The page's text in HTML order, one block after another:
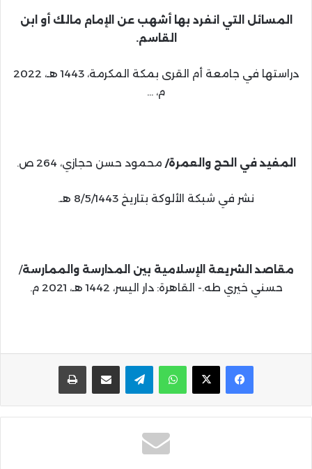
المسائل التي انفرد بها أشهب عن الإمام مالك أو ابن
القاسم.
دراستها في جامعة أم القرى بمكة المكرمة، 1443 هـ، 2022
م، …
المفيد في الحج والعمرة/ محمود حسن حجازي، 264 ص.
نشر في شبكة الألوكة بتاريخ 8/5/1443 هـ.
مقاصد الشريعة الإسلامية بين المدارسة والممارسة/
حسني خيري طه.- القاهرة: دار اليسر، 1442 هـ، 2021 م.
واتساب تيلقرام مشاركة عبر البريد